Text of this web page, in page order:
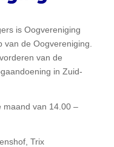
is Oogvereniging
de Oogvereniging.
van de
in Zuid-
maand van 14.00 –
Trix